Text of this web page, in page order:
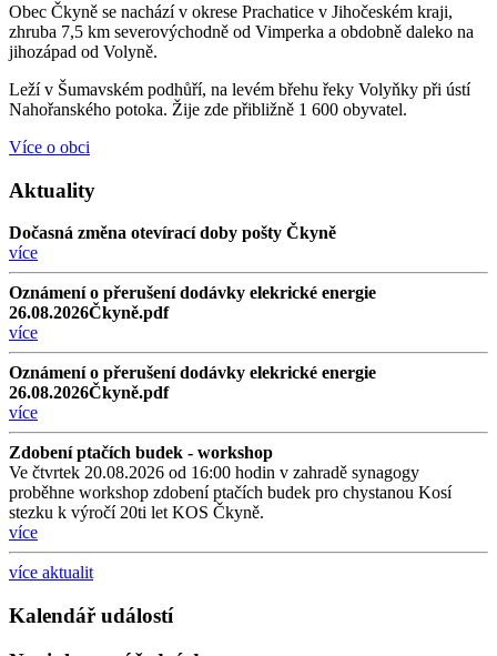
Obec Čkyně se nachází v okrese Prachatice v Jihočeském kraji,
zhruba 7,5 km severovýchodně od Vimperka a obdobně daleko na
jihozápad od Volyně.
Leží v Šumavském podhůří, na levém břehu řeky Volyňky při ústí
Nahořanského potoka. Žije zde přibližně 1 600 obyvatel.
Více o obci
Aktuality
Dočasná změna otevírací doby pošty Čkyně
více
Oznámení o přerušení dodávky elekrické energie
26.08.2026Čkyně.pdf
více
Oznámení o přerušení dodávky elekrické energie
26.08.2026Čkyně.pdf
více
Zdobení ptačích budek - workshop
Ve čtvrtek 20.08.2026 od 16:00 hodin v zahradě synagogy
proběhne workshop zdobení ptačích budek pro chystanou Kosí
stezku k výročí 20ti let KOS Čkyně.
více
více aktualit
Kalendář událostí